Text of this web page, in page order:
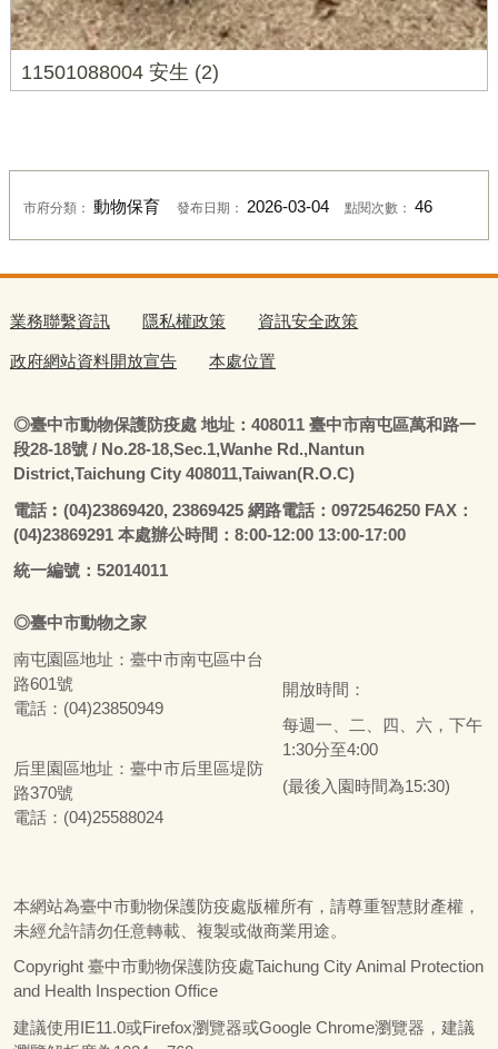
11501088004 安生 (2)
市府分類： 動物保育 發布日期： 2026-03-04 點閱次數：46
業務聯繫資訊 隱私權政策 資訊安全政策
政府網站資料開放宣告 本處位置
◎臺中市動物保護防疫處地址：408011 臺中市南屯區萬和路一
段28-18號 / No.28-18,Sec.1,Wanhe Rd.,Nantun
District,Taichung City 408011,Taiwan(R.O.C)
電話︰ (04)23869420, 23869425 網路電話：0972546250 FAX：
(04)23869291 本處辦公時間：8:00-12:00 13:00-17:00
統一編號：52014011
◎臺中市動物之家
南屯園區地址： 臺中市南屯區中台
路601號
電話：(04)23850949
后里園區地址： 臺中市后里區堤防
路370號
電話：(04)25588024
開放時間：
每週一、二、四、六，下午
1:30分至4:00
(最後入園時間為15:30)
本網站為臺中市動物保護防疫處版權所有，請尊重智慧財產權，
未經允許請勿任意轉載、複製或做商業用途。
Copyright 臺中市動物保護防疫處Taichung City Animal Protection
and Health Inspection Office
建議使用IE11.0或Firefox瀏覽器或Google Chrome瀏覽器，建議